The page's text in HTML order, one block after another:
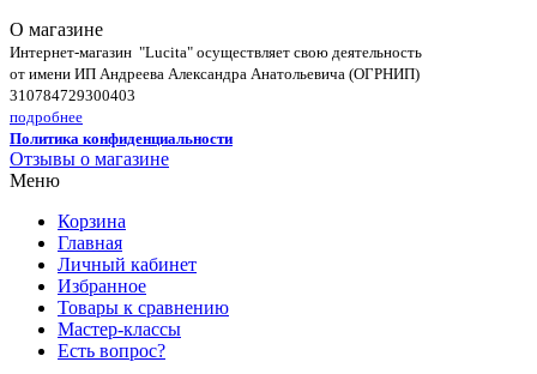
О магазине
Интернет-магазин "Lucita" осуществляет свою деятельность
от имени ИП Андреева Александра Анатольевича (ОГРНИП)
310784729300403
подробнее
Политика конфиденциальности
Отзывы о магазине
Меню
Корзина
Главная
Личный кабинет
Избранное
Товары к сравнению
Мастер-классы
Есть вопрос?